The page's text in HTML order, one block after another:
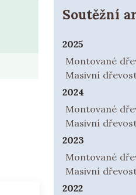
Soutěžní
2025
Montované
Masivní
2024
Montované
Masivní
2023
Montované
Masivní
2022